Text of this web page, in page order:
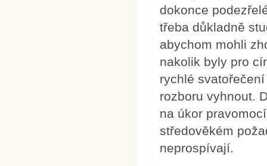
dokonce
třeba důkladně
abychom mohli
nakolik byly pro
rychlé
rozboru vyhnout.
na úkor
středověkém
neprospívají.